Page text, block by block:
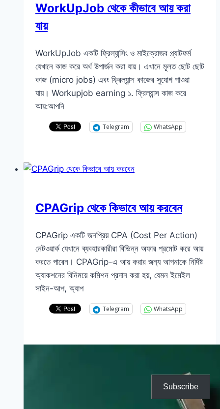
WorkUpJob থেকে কীভাবে আয় করা
যায়
WorkUpJob একটি ফ্রিল্যান্সিং ও মাইক্রোজব প্ল্যাটফর্ম
যেখানে কাজ করে অর্থ উপার্জন করা যায়। এখানে মূলত ছোট ছোট
কাজ (micro jobs) এবং ফ্রিল্যান্স কাজের সুযোগ পাওয়া
যায়। Workupjob earning ১. ফ্রিল্যান্স কাজ করে
আয়:আপনি
Telegram WhatsApp
CPAGrip থেকে কিভাবে আয় করবেন
CPAGrip একটি জনপ্রিয় CPA (Cost Per Action)
নেটওয়ার্ক যেখানে ব্যবহারকারীরা বিভিন্ন অফার প্রমোট করে আয়
করতে পারেন। CPAGrip-এ আয় করার জন্য আপনাকে নির্দিষ্ট
অ্যাকশনের বিনিময়ে কমিশন প্রদান করা হয়, যেমন ইমেইল
সাইন-আপ, অ্যাপ
Telegram WhatsApp
Subscribe